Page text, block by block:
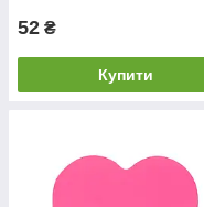
52 ₴
Купити